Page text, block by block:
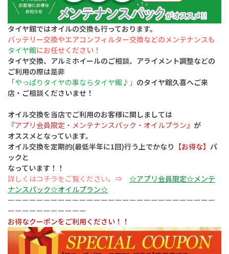
タイヤ館ではオイルの交換も行っております。
バッテリー交換やエアコンフィルター交換などのメンテナンスも
タイヤ館にお任せください！
タイヤ交換、アルミホイールのご相談、アライメント調整などの
ご利用の際は是非
「やっぱりタイヤの事ならタイヤ館♪」 のタイヤ館久喜へご来
店・ご相談くださいませ！
オイル交換を当店でご利用のお客様に関しましては
『アプリ会員限定・メンテナンスパック・オイルプラン』 が
オススメとなっています。
オイル交換を定期的(最低半年に1回)行う上でかなり 【お得な】 パ
ックと
なっています！！
詳しくはコチラをご覧ください。⇒
☆アプリ会員限定☆メンテ
ナンスパック☆オイルプラン☆
ーーーーーーーーーーーーーーーーーーーーーーーーーーーーー
ーーーーーーーーーーー
お得なクーポンをご利用ください！！